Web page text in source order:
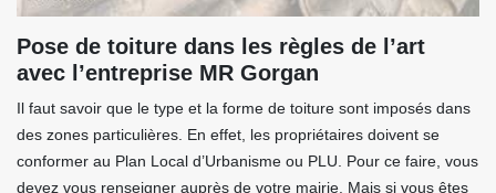
Pose de toiture dans les règles de l’art
avec l’entreprise MR Gorgan
Il faut savoir que le type et la forme de toiture sont imposés dans
des zones particulières. En effet, les propriétaires doivent se
conformer au Plan Local d’Urbanisme ou PLU. Pour ce faire, vous
devez vous renseigner auprès de votre mairie. Mais si vous êtes